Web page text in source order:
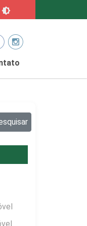
brightness_6